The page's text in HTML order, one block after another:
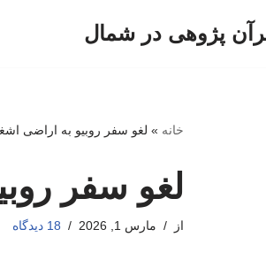
پژوهی در شمال
خانه » لغو سفر روبیو به اراضی
لغو سفر
از مارس 1, 2026 18 دیدگاه